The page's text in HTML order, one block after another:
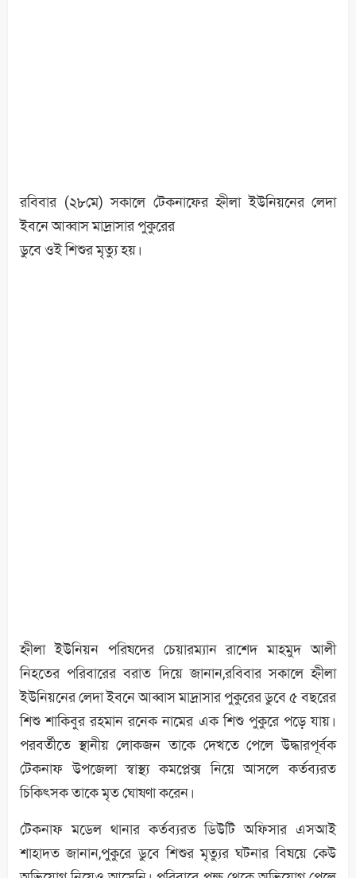
রবিবার (২৮মে) সকালে টেকনাফের হ্নীলা ইউনিয়নের লেদা
ইবনে আব্বাস মাদ্রাসার পুকুরের
ডুবে ওই শিশুর মৃত্যু হয়।
হ্নীলা ইউনিয়ন পরিষদের চেয়ারম্যান রাশেদ মাহমুদ আলী
নিহতের পরিবারের বরাত দিয়ে জানান,রবিবার সকালে হ্নীলা
ইউনিয়নের লেদা ইবনে আব্বাস মাদ্রাসার পুকুরের ডুবে ৫ বছরের
শিশু শাকিবুর রহমান রনেক নামের এক শিশু পুকুরে পড়ে যায়।
পরবর্তীতে স্থানীয় লোকজন তাকে দেখতে পেলে উদ্ধারপূর্বক
টেকনাফ উপজেলা স্বাস্থ্য কমপ্লেক্স নিয়ে আসলে কর্তব্যরত
চিকিৎসক তাকে মৃত ঘোষণা করেন।
টেকনাফ মডেল থানার কর্তব্যরত ডিউটি অফিসার এসআই
শাহাদত জানান,পুকুরে ডুবে শিশুর মৃত্যুর ঘটনার বিষয়ে কেউ